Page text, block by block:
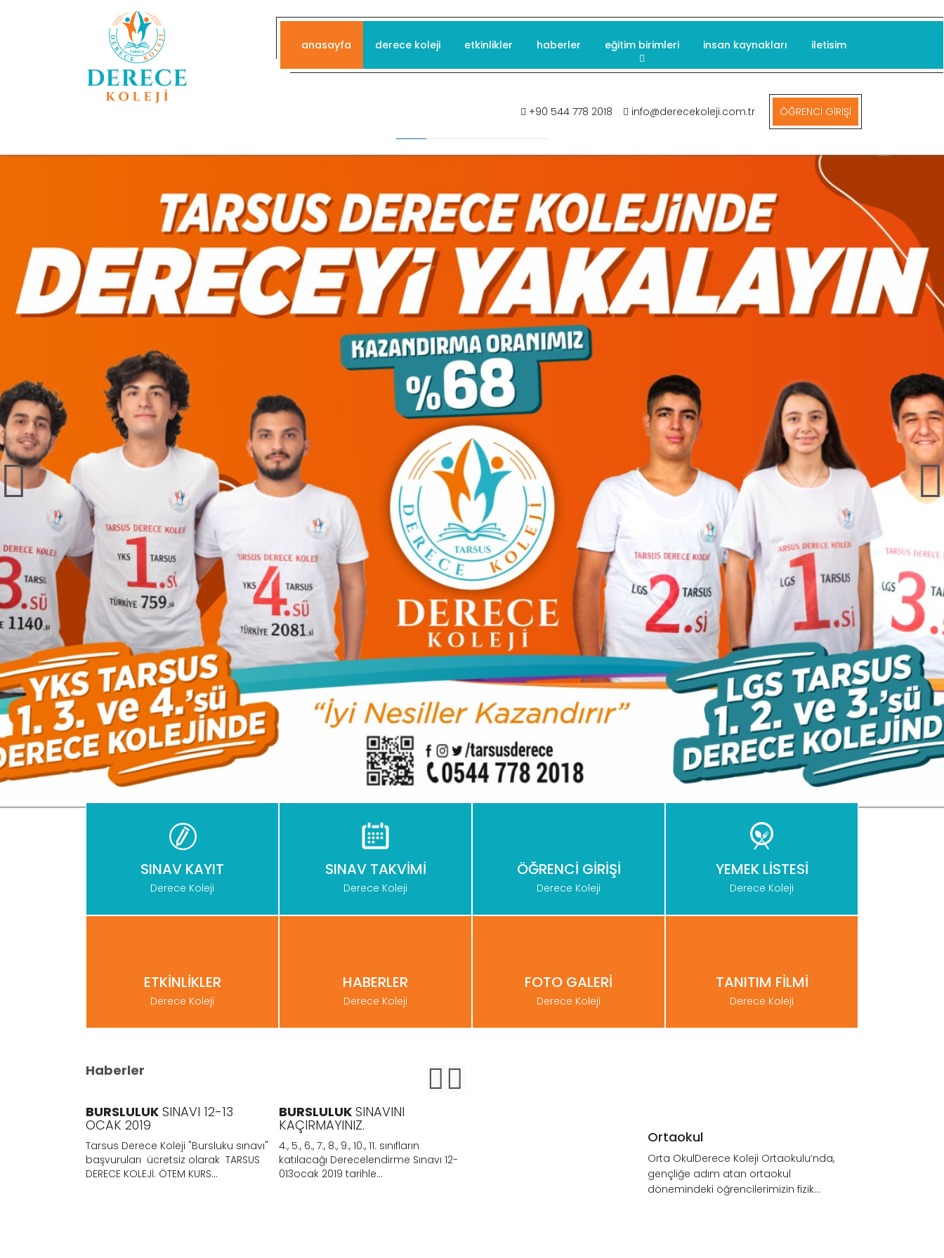
anasayfa derece koleji etkinlikler haberler eğitim birimleri insan kaynakları iletisim
+90 544 778 2018 info@derecekoleji.com.tr ÖĞRENCİ GİRİŞİ
SINAV KAYIT
Derece Koleji
SINAV TAKVİMİ
Derece Koleji
ÖĞRENCİ GİRİŞİ
Derece Koleji
YEMEK LİSTESİ
Derece Koleji
ETKİNLİKLER
Derece Koleji
HABERLER
Derece Koleji
FOTO GALERİ
Derece Koleji
TANITIM FİLMİ
Derece Koleji
Haberler
BURSLULUK SINAVI 12-13
OCAK 2019
Tarsus Derece Koleji "Bursluku sınavı"
başvuruları ücretsiz olarak TARSUS
DERECE KOLEJİ. ÖTEM KURS...
BURSLULUK SINAVINI
KAÇIRMAYINIZ.
4., 5., 6., 7., 8., 9., 10., 11. sınıfların
katılacağı Derecelendirme Sınavı 12-
013ocak 2019 tarihle...
Tarsus Derece Koleji "Bursluku sınavı"
4., 5., 6., 7., 8., 9., 10., 11. sınıfların
katılacağı Derecelendirme Sınavı 12-
013ocak 2019 tarihle...
Ortaokul
Orta OkulDerece Koleji Ortaokulu’nda,
gençliğe adım atan ortaokul
dönemindeki öğrencilerimizin fizik...